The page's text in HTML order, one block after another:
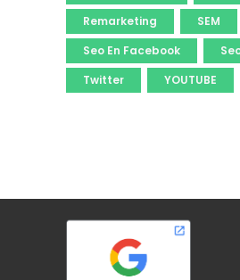
Remarketing
SEM
Seo En Facebook
Twitter
YOUTUBE